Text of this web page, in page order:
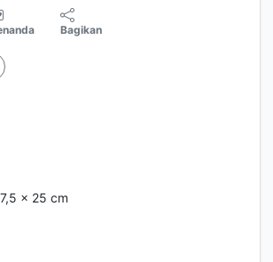
Bagikan
x 25 cm